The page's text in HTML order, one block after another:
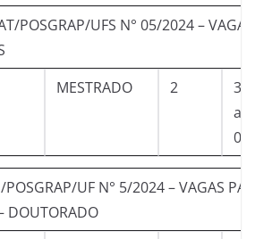
POSGRAP/UFS N° 05/2024 – VAGAS
MESTRADO 2
a
POSGRAP/UF N° 5/2024 – VAGAS
DOUTORADO